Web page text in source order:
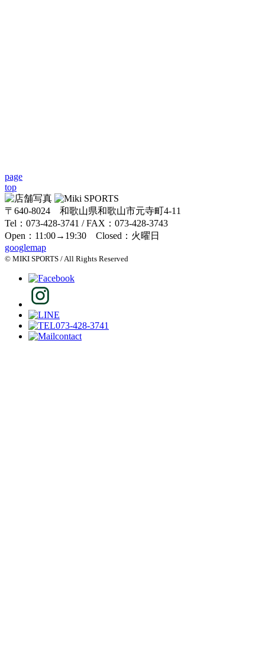
page
top
〒640-8024 和歌山県和歌山市元寺町4-11
Tel：073-428-3741 / FAX：073-428-3743
Open：11:00→19:30 Closed：火曜日
googlemap
© MIKI SPORTS / All Rights Reserved
073-428-3741
contact